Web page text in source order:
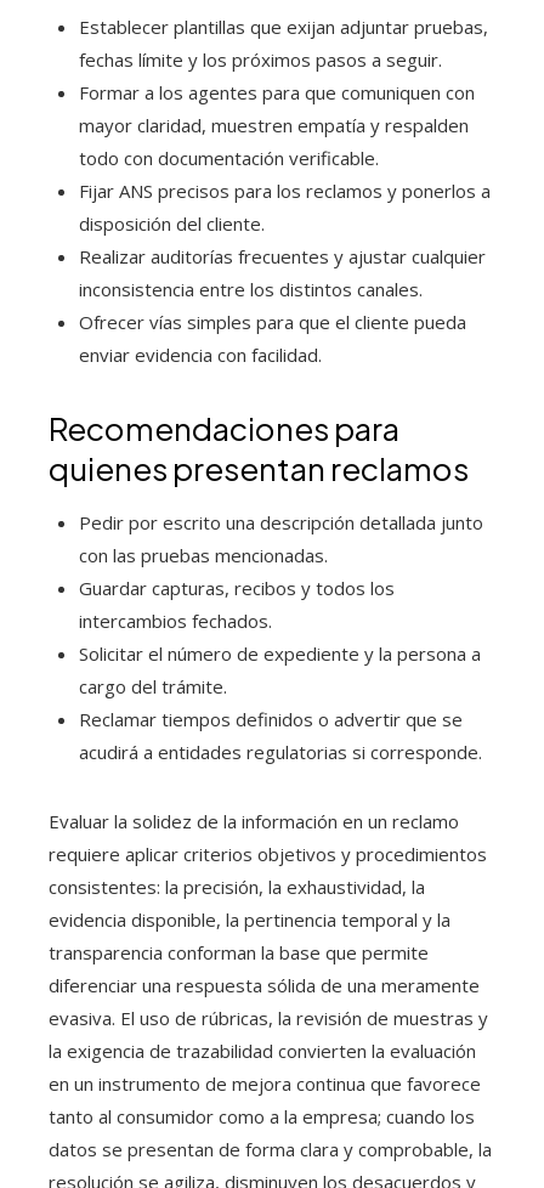
Establecer plantillas que exijan adjuntar pruebas,
fechas límite y los próximos pasos a seguir.
Formar a los agentes para que comuniquen con
mayor claridad, muestren empatía y respalden
todo con documentación verificable.
Fijar ANS precisos para los reclamos y ponerlos a
disposición del cliente.
Realizar auditorías frecuentes y ajustar cualquier
inconsistencia entre los distintos canales.
Ofrecer vías simples para que el cliente pueda
enviar evidencia con facilidad.
Recomendaciones para
quienes presentan reclamos
Pedir por escrito una descripción detallada junto
con las pruebas mencionadas.
Guardar capturas, recibos y todos los
intercambios fechados.
Solicitar el número de expediente y la persona a
cargo del trámite.
Reclamar tiempos definidos o advertir que se
acudirá a entidades regulatorias si corresponde.
Evaluar la solidez de la información en un reclamo
requiere aplicar criterios objetivos y procedimientos
consistentes: la precisión, la exhaustividad, la
evidencia disponible, la pertinencia temporal y la
transparencia conforman la base que permite
diferenciar una respuesta sólida de una meramente
evasiva. El uso de rúbricas, la revisión de muestras y
la exigencia de trazabilidad convierten la evaluación
en un instrumento de mejora continua que favorece
tanto al consumidor como a la empresa; cuando los
datos se presentan de forma clara y comprobable, la
resolución se agiliza, disminuyen los desacuerdos y